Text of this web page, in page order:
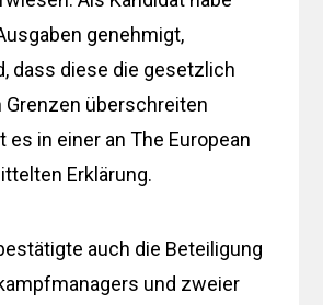
genehmigt,
dass diese die gesetzlich
überschreiten
es in einer an The European
Erklärung.
auch die Beteiligung
und zweier